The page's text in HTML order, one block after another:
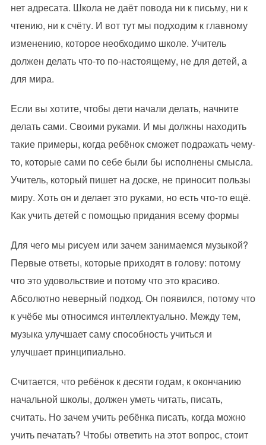
нет адресата. Школа не даёт повода ни к письму, ни к
чтению, ни к счёту. И вот тут мы подходим к главному
изменению, которое необходимо школе. Учитель
должен делать что-то по-настоящему, не для детей, а
для мира.
Если вы хотите, чтобы дети начали делать, начните
делать сами. Своими руками. И мы должны находить
такие примеры, когда ребёнок сможет подражать чему-
то, которые сами по себе были бы исполнены смысла.
Учитель, который пишет на доске, не приносит пользы
миру. Хоть он и делает это руками, но есть что-то ещё.
Как учить детей с помощью придания всему формы
Для чего мы рисуем или зачем занимаемся музыкой?
Первые ответы, которые приходят в голову: потому
что это удовольствие и потому что это красиво.
Абсолютно неверный подход. Он появился, потому что
к учёбе мы относимся интеллектуально. Между тем,
музыка улучшает саму способность учиться и
улучшает принципиально.
Считается, что ребёнок к десяти годам, к окончанию
начальной школы, должен уметь читать, писать,
считать. Но зачем учить ребёнка писать, когда можно
учить печатать? Чтобы ответить на этот вопрос, стоит